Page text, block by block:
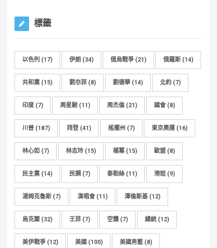
標籤
以色列 (17) 伊朗 (34) 俄烏戰爭 (21) 俄羅斯 (14)
共和黨 (15) 劉亦菲 (8) 劉德華 (14) 北約 (7)
印度 (7) 周星馳 (11) 周杰倫 (21) 國會 (8)
川普 (187) 拜登 (41) 搖擺州 (7) 東京奧運(16)
林心如 (7) 林志玲 (15) 楊冪 (15) 歐盟 (8)
民主黨 (14) 民調 (7) 泰勒絲 (11) 港姐 (9)
湯姆克魯斯 (7) 演唱會 (11) 澤倫斯基 (12)
烏克蘭 (32) 王菲 (7) 空襲 (7) 總統 (12)
美伊戰爭 (12) 美國 (100) 美國男籃 (8)